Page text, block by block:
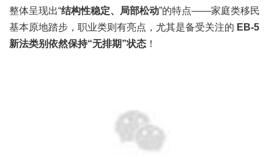
整体呈现出“结构性稳定、局部松动”的特点——家庭类移民
基本原地踏步，职业类则有亮点，尤其是备受关注的 EB-5
新法类别依然保持“无排期”状态 ！